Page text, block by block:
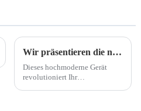
Wir präsentieren die neueste Errungenschaft der Audiotechnologie: den importierten Audioisolator.
Dieses hochmoderne Gerät
revolutioniert Ihr